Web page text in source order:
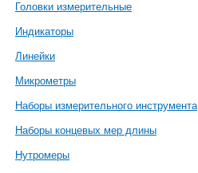
Головки измерительные
Индикаторы
Линейки
Микрометры
Наборы измерительного инструмента
Наборы концевых мер длины
Нутромеры